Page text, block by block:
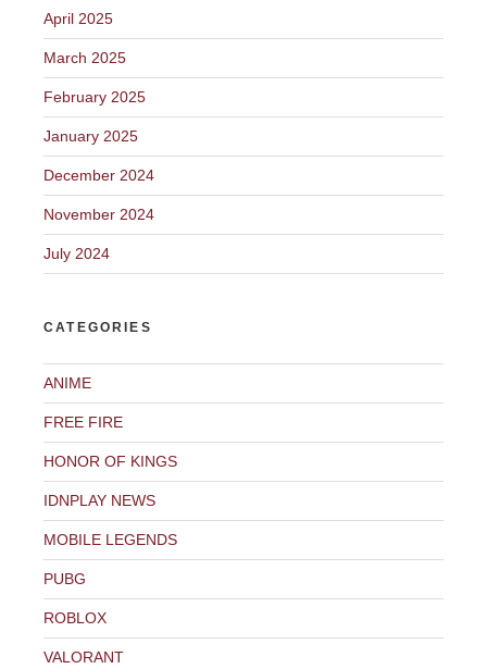
April 2025
March 2025
February 2025
January 2025
December 2024
November 2024
July 2024
CATEGORIES
ANIME
FREE FIRE
HONOR OF KINGS
IDNPLAY NEWS
MOBILE LEGENDS
PUBG
ROBLOX
VALORANT